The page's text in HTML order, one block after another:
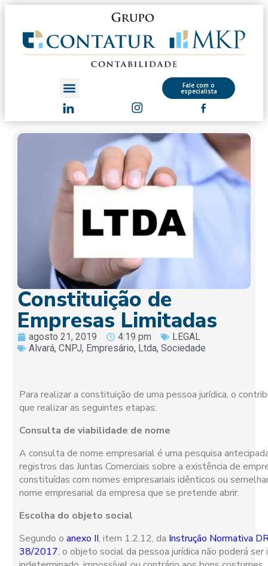
Fale com o
especialista
Constituição de
Empresas Limitadas
agosto 21, 2019 4:19 pm
LEGAL
Alvará,CNPJ, Empresário, Ltda,Sociedade
Para realizar a constituição de uma pessoa jurídica, o
que realizar as seguintes etapas:
Consulta de viabilidade de nome
A consulta de nome empresarial é uma pesquisa
registros das Juntas Comerciais sobre a existência de
constituídas com nomes empresariais idênticos ou
nome empresarial da empresa que se pretende abrir.
Escolha do objeto social
Segundo oanexo II, item 1.2.12, da Instrução Normativa
38/2017, o objeto social da pessoa jurídica não poderá ser